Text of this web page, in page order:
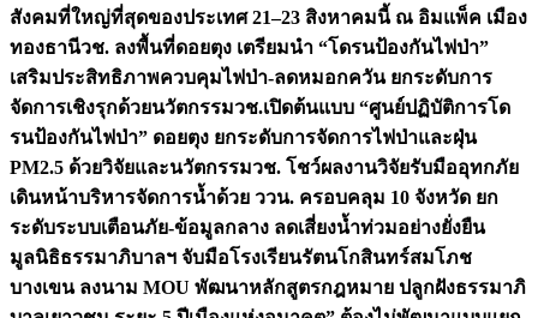
สังคมที่ใหญ่ที่สุดของประเทศ 21–23 สิงหาคมนี้ ณ อิมแพ็ค เมือง
ทองธานีวช. ลงพื้นที่ดอยตุง เตรียมนำ “โดรนป้องกันไฟป่า”
เสริมประสิทธิภาพควบคุมไฟป่า-ลดหมอกควัน ยกระดับการ
จัดการเชิงรุกด้วยนวัตกรรมวช.เปิดต้นแบบ “ศูนย์ปฏิบัติการโด
รนป้องกันไฟป่า” ดอยตุง ยกระดับการจัดการไฟป่าและฝุ่น
PM2.5 ด้วยวิจัยและนวัตกรรมวช. โชว์ผลงานวิจัยรับมืออุทกภัย
เดินหน้าบริหารจัดการน้ำด้วย ววน. ครอบคลุม 10 จังหวัด ยก
ระดับระบบเตือนภัย-ข้อมูลกลาง ลดเสี่ยงน้ำท่วมอย่างยั่งยืน
มูลนิธิธรรมาภิบาลฯ จับมือโรงเรียนรัตนโกสินทร์สมโภช
บางเขน ลงนาม MOU พัฒนาหลักสูตรกฎหมาย ปลูกฝังธรรมาภิ